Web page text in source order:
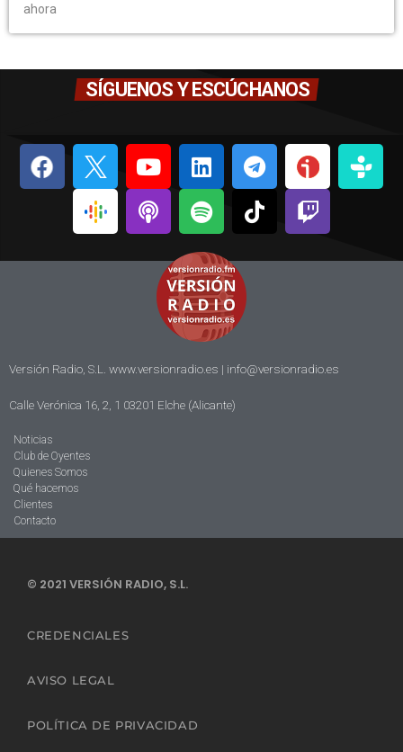
ahora
SÍGUENOS Y ESCÚCHANOS
Versión Radio, S.L. www.versionradio.es | info@versionradio.es
Calle Verónica 16, 2, 1 03201 Elche (Alicante)
Noticias
Club de Oyentes
Quienes Somos
Qué hacemos
Clientes
Contacto
© 2021 VERSIÓN RADIO, S.L.
CREDENCIALES
AVISO LEGAL
POLÍTICA DE PRIVACIDAD